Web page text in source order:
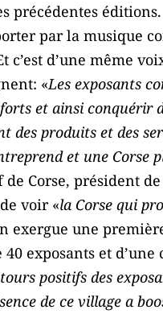
précédentes
par la musique
d’une même
«Les exposants
et ainsi conquérir
des produits et des
et une Corse
Corse, président
voir «la Corse qui
exergue une
exposants et
positifs des
de ce village a